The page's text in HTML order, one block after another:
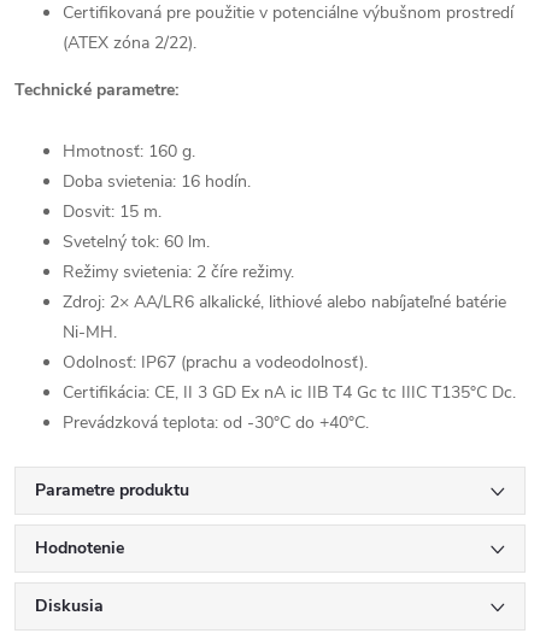
Certifikovaná pre použitie v potenciálne výbušnom prostredí
(ATEX zóna 2/22).
Technické parametre:
Hmotnosť: 160 g.
Doba svietenia: 16 hodín.
Dosvit: 15 m.
Svetelný tok: 60 lm.
Režimy svietenia: 2 číre režimy.
Zdroj: 2× AA/LR6 alkalické, lithiové alebo nabíjateľné batérie
Ni-MH.
Odolnosť: IP67 (prachu a vodeodolnosť).
Certifikácia: CE, II 3 GD Ex nA ic IIB T4 Gc tc IIIC T135°C Dc.
Prevádzková teplota: od -30°C do +40°C.
Parametre produktu
Hodnotenie
Diskusia